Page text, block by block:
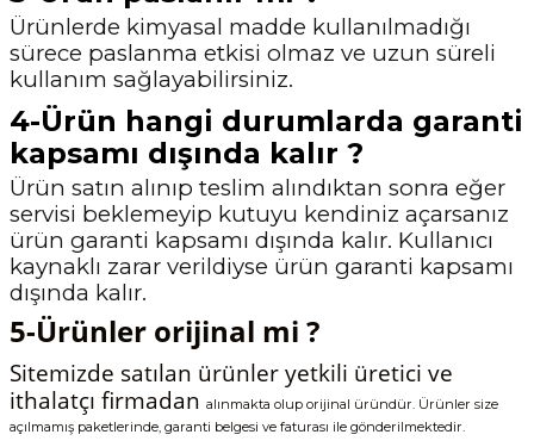
Ürünlerde kimyasal madde kullanılmadığı
sürece paslanma etkisi olmaz ve uzun süreli
kullanım sağlayabilirsiniz.
4-Ürün hangi durumlarda garanti
kapsamı dışında kalır ?
Ürün satın alınıp teslim alındıktan sonra eğer
servisi beklemeyip kutuyu kendiniz açarsanız
ürün garanti kapsamı dışında kalır. Kullanıcı
kaynaklı zarar verildiyse ürün garanti kapsamı
dışında kalır.
5-Ürünler orijinal mi ?
Sitemizde satılan ürünler yetkili üretici ve
ithalatçı firmadan alınmakta olup orijinal üründür. Ürünler size
açılmamış paketlerinde, garanti belgesi ve faturası ile gönderilmektedir.